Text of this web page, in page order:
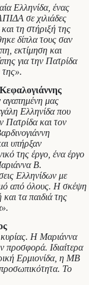
Ελληνίδα, ένας
σε χιλιάδες
και τη στήριξή της
δίπλα τους σαν
εκτίμηση και
για την Πατρίδα
της».
αγαπημένη μας
Ελληνίδα που
Πατρίδα και τον
υπήρξαν
της έργο, ένα έργο
Β.
Ελληνίδων με
από όλους. Η σκέψη
τα παιδιά της
κυρίας. Η Μαριάννα
προσφορά. Ιδιαίτερα
Ερμιονίδα, η ΜΒ
προσωπικότητα. Το